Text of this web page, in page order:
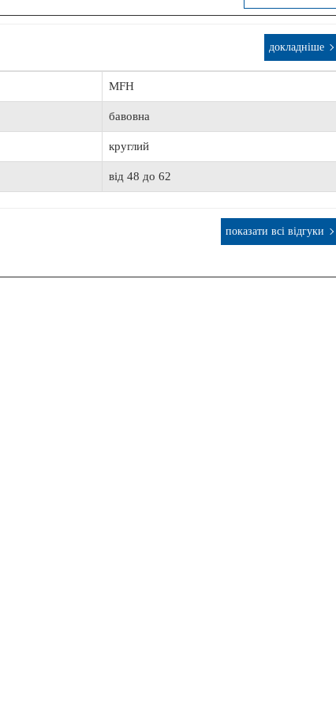
докладніше
MFH
бавовна
круглий
від 48 до 62
показати всі відгуки
2 734 грн.